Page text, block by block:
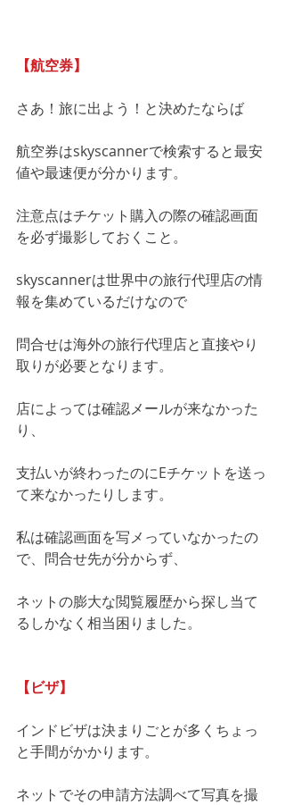
【航空券】
さあ！旅に出よう！と決めたならば
航空券はskyscannerで検索すると最安
値や最速便が分かります。
注意点はチケット購入の際の確認画面
を必ず撮影しておくこと。
skyscannerは世界中の旅行代理店の情
報を集めているだけなので
問合せは海外の旅行代理店と直接やり
取りが必要となります。
店によっては確認メールが来なかった
り、
支払いが終わったのにEチケットを送っ
て来なかったりします。
私は確認画面を写メっていなかったの
で、問合せ先が分からず、
ネットの膨大な閲覧履歴から探し当て
るしかなく相当困りました。
【ビザ】
インドビザは決まりごとが多くちょっ
と手間がかかります。
ネットでその申請方法調べて写真を撮